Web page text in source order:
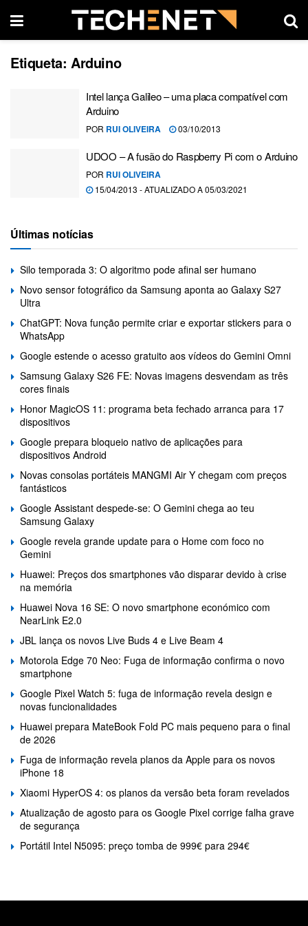
Etiqueta: Arduino
Intel lança Galileo – uma placa compatível com
Arduino
POR RUI OLIVEIRA 03/10/2013
UDOO – A fusão do Raspberry Pi com o Arduino
POR RUI OLIVEIRA
15/04/2013 - ATUALIZADO A 05/03/2021
Últimas notícias
Silo temporada 3: O algoritmo pode afinal ser humano
Novo sensor fotográfico da Samsung aponta ao Galaxy S27
Ultra
ChatGPT: Nova função permite criar e exportar stickers para o
WhatsApp
Google estende o acesso gratuito aos vídeos do Gemini Omni
Samsung Galaxy S26 FE: Novas imagens desvendam as três
cores finais
Honor MagicOS 11: programa beta fechado arranca para 17
dispositivos
Google prepara bloqueio nativo de aplicações para
dispositivos Android
Novas consolas portáteis MANGMI Air Y chegam com preços
fantásticos
Google Assistant despede-se: O Gemini chega ao teu
Samsung Galaxy
Google revela grande update para o Home com foco no
Gemini
Huawei: Preços dos smartphones vão disparar devido à crise
na memória
Huawei Nova 16 SE: O novo smartphone económico com
NearLink E2.0
JBL lança os novos Live Buds 4 e Live Beam 4
Motorola Edge 70 Neo: Fuga de informação confirma o novo
smartphone
Google Pixel Watch 5: fuga de informação revela design e
novas funcionalidades
Huawei prepara MateBook Fold PC mais pequeno para o final
de 2026
Fuga de informação revela planos da Apple para os novos
iPhone 18
Xiaomi HyperOS 4: os planos da versão beta foram revelados
Atualização de agosto para os Google Pixel corrige falha grave
de segurança
Portátil Intel N5095: preço tomba de 999€ para 294€